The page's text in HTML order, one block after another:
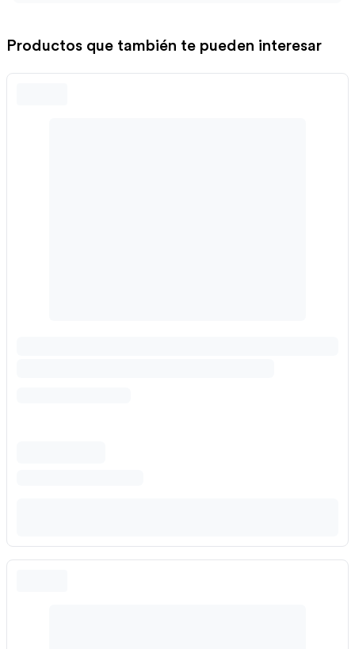
Productos que también te pueden interesar